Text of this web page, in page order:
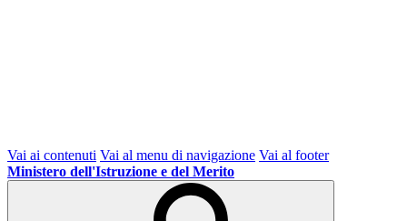
Vai ai contenuti Vai al menu di navigazione Vai al footer
Ministero dell'Istruzione e del Merito